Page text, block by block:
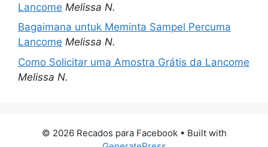
Lancome Melissa N.
Bagaimana untuk Meminta Sampel Percuma
Lancome Melissa N.
Como Solicitar uma Amostra Grátis da Lancome
Melissa N.
© 2026 Recados para Facebook• Built with